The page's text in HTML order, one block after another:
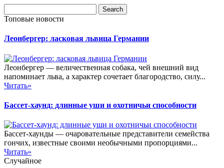
Топовые новости
Леонбергер: ласковая львица Германии
Леонбергер — величественная собака, чей внешний вид
напоминает льва, а характер сочетает благородство, силу...
Читать»
Бассет-хаунд: длинные уши и охотничьи способности
Бассет-хаунды — очаровательные представители семейства
гончих, известные своими необычными пропорциями...
Читать»
Случайное